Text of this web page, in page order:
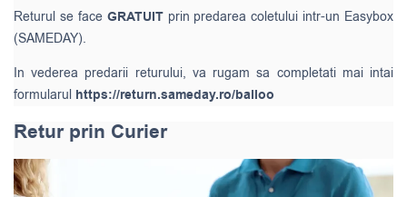
Returul se face GRATUIT prin predarea coletului intr-un Easybox
(SAMEDAY).
In vederea predarii returului, va rugam sa completati mai intai
formularul https://return.sameday.ro/balloo
Retur prin Curier